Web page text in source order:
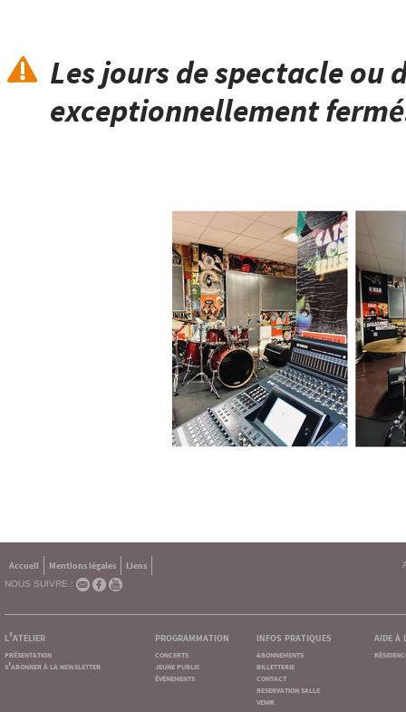
Les jours de spectacle ou
exceptionnellement
Accueil Mentions légales
Liens
NOUS SUIVRE :
l'atelier
présentation
s'abonner à la newsletter
programmation
concerts
jeune public
événements
infos pratiques
abonnements
billetterie
contact
reservation salle
venir
aide